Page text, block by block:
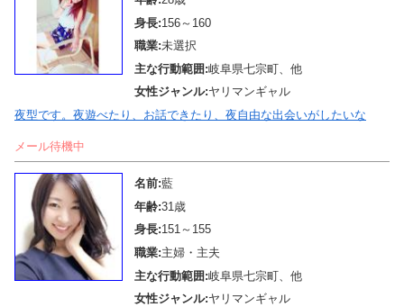
身長:156～160
職業:未選択
主な行動範囲:岐阜県七宗町、他
女性ジャンル:ヤリマンギャル
夜型です。夜遊べたり、お話できたり、夜自由な出会いがしたいな
メール待機中
名前:藍
年齢:31歳
身長:151～155
職業:主婦・主夫
主な行動範囲:岐阜県七宗町、他
女性ジャンル:ヤリマンギャル